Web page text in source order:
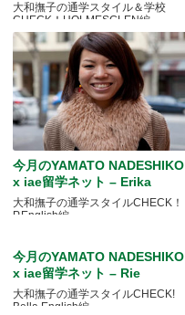
大和撫子の通学スタイル＆学校
CHECK！HOLMESGLEN編
今月のYAMATO NADESHIKO
x iae留学ネット – Erika
大和撫子の通学スタイルCHECK！
P.English編
今月のYAMATO NADESHIKO
x iae留学ネット – Rie
大和撫子の通学スタイルCHECK!
Bella English編